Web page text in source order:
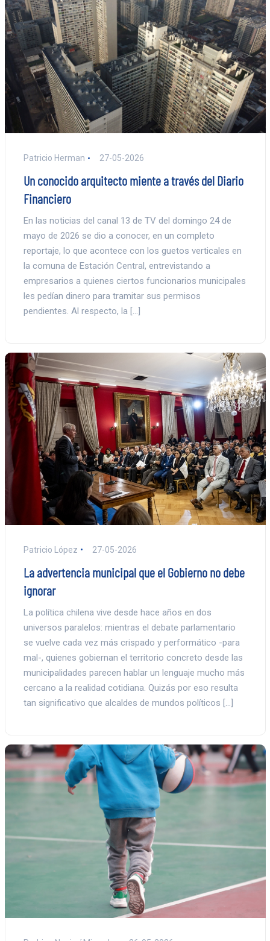
Patricio Herman 27-05-2026
Un conocido arquitecto miente a través del Diario
Financiero
En las noticias del canal 13 de TV del domingo 24 de
mayo de 2026 se dio a conocer, en un completo
reportaje, lo que acontece con los guetos verticales en
la comuna de Estación Central, entrevistando a
empresarios a quienes ciertos funcionarios municipales
les pedían dinero para tramitar sus permisos
pendientes. Al respecto, la […]
Patricio López 27-05-2026
La advertencia municipal que el Gobierno no debe
ignorar
La política chilena vive desde hace años en dos
universos paralelos: mientras el debate parlamentario
se vuelve cada vez más crispado y performático -para
mal-, quienes gobiernan el territorio concreto desde las
municipalidades parecen hablar un lenguaje mucho más
cercano a la realidad cotidiana. Quizás por eso resulta
tan significativo que alcaldes de mundos políticos […]